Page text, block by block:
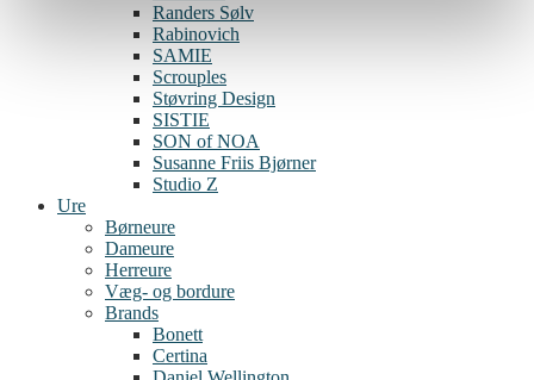
Randers Sølv
Rabinovich
SAMIE
Scrouples
Støvring Design
SISTIE
SON of NOA
Susanne Friis Bjørner
Studio Z
Ure
Børneure
Dameure
Herreure
Væg- og bordure
Brands
Bonett
Certina